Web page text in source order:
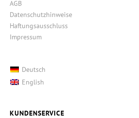
AGB
Datenschutzhinweise
Haftungsausschluss
Impressum
Deutsch
English
KUNDENSERVICE